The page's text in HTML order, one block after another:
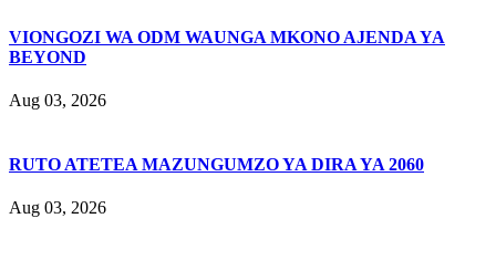
VIONGOZI WA ODM WAUNGA MKONO AJENDA YA
BEYOND
Aug 03, 2026
RUTO ATETEA MAZUNGUMZO YA DIRA YA 2060
Aug 03, 2026